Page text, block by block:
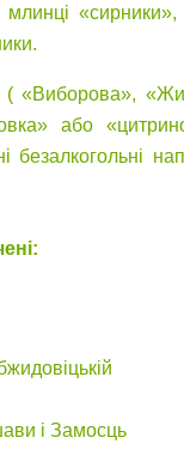
( «Виборова»,
або
і Замосць